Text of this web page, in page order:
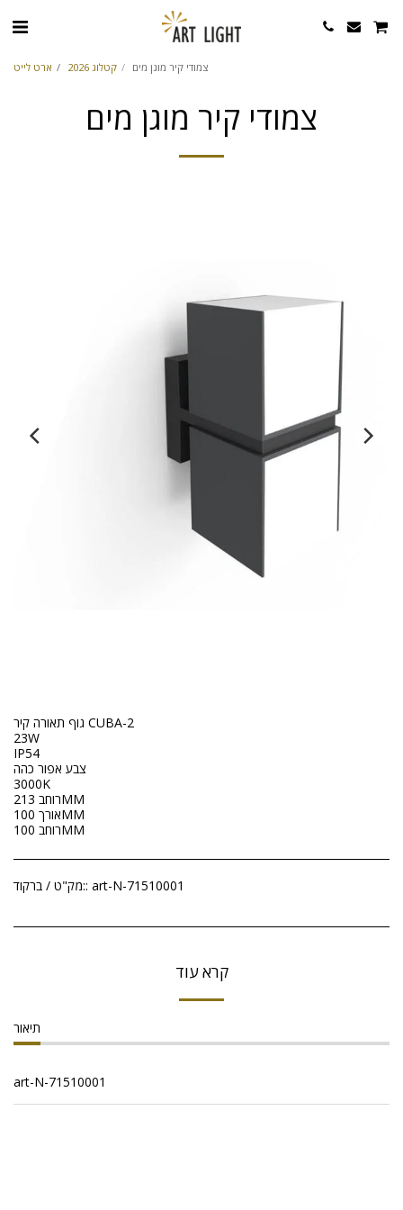
ארט לייט קטלוג 2026 צמודי קיר מוגן מים
צמודי קיר מוגן מים
גוף תאורה קיר CUBA-2
23W
IP54
צבע אפור כהה
3000K
רוחב 213MM
אורך 100MM
רוחב 100MM
מק"ט / ברקוד:: art-N-71510001
קרא עוד
תיאור
art-N-71510001